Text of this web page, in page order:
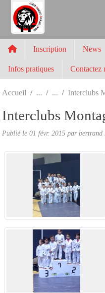
Inscription News
Infos pratiques Contactez
Accueil Interclubs
Interclubs
Publié le 01 févr. 2015 parbertrand
Panneau de gestion des cookies